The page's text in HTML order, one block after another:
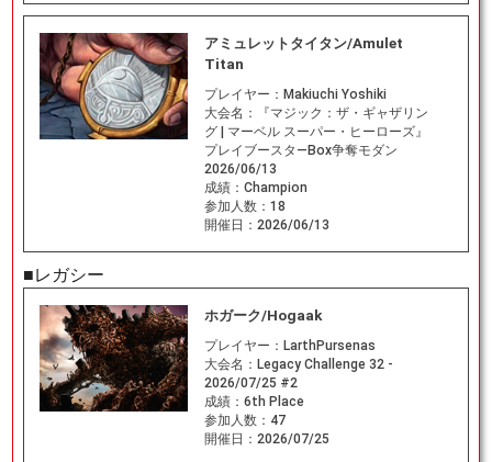
アミュレットタイタン/Amulet
Titan
プレイヤー： Makiuchi Yoshiki
大会名：
『マジック：ザ・ギャザリン
グ | マーベル スーパー・ヒーローズ』
プレイブースタ―Box争奪モダン
2026/06/13
成績： Champion
参加人数： 18
開催日： 2026/06/13
■レガシー
ホガーク/Hogaak
プレイヤー： LarthPursenas
大会名： Legacy Challenge 32 -
2026/07/25 #2
成績： 6th Place
参加人数： 47
開催日： 2026/07/25